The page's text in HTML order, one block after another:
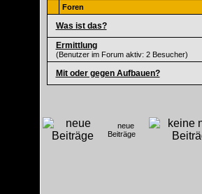
Foren
Was ist das?
Ermittlung
(Benutzer im Forum aktiv: 2 Besucher)
Mit oder gegen Aufbauen?
neue
Beiträge